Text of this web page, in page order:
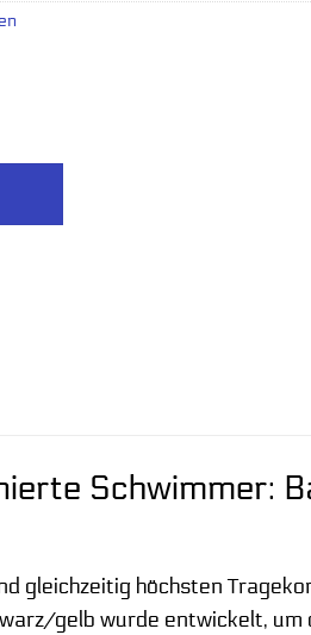
Schwimmer:
gleichzeitig höchsten
gelb wurde entwickelt,